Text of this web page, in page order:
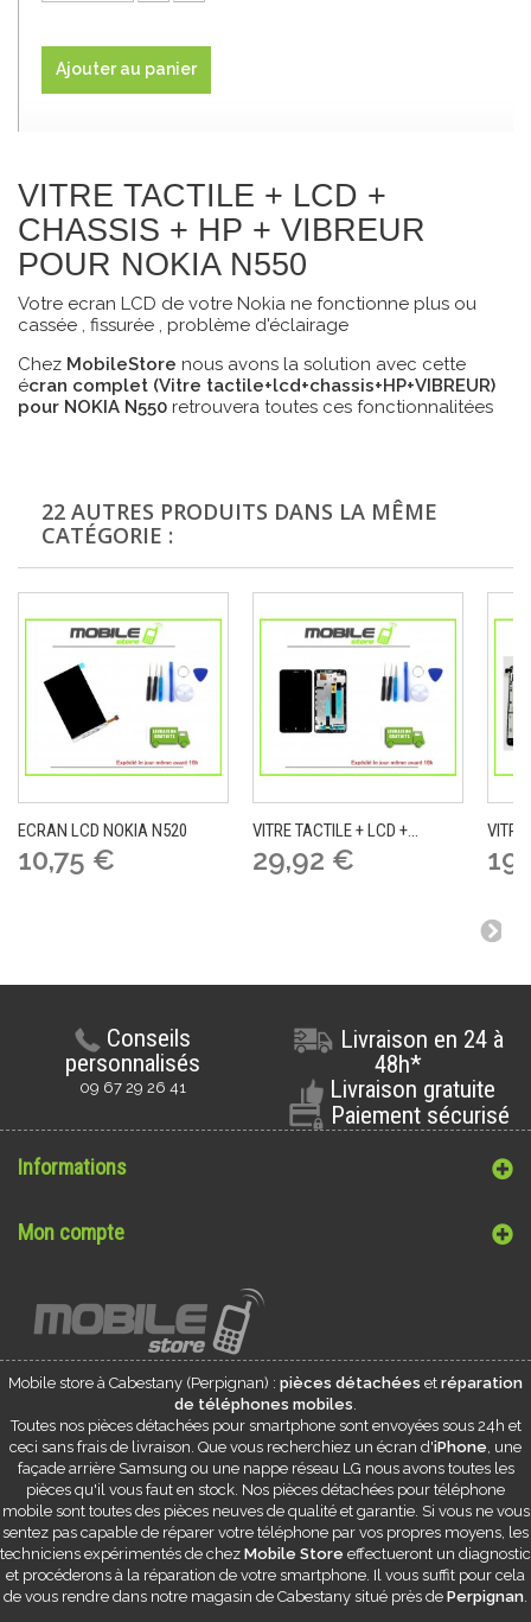
Ajouter au panier
VITRE TACTILE + LCD +
CHASSIS + HP + VIBREUR
POUR NOKIA N550
Votre ecran LCD de votre Nokia ne fonctionne plus ou
cassée , fissurée , problème d'éclairage
Chez MobileStore nous avons la solution avec cette
écran complet (Vitre tactile+lcd+chassis+HP+VIBREUR)
pour NOKIA N550 retrouvera toutes ces fonctionnalitées
22 AUTRES PRODUITS DANS LA MÊME
CATÉGORIE :
ECRAN LCD NOKIA N520
10,75 €
VITRE TACTILE + LCD +...
29,92 €
Conseils
personnalisés
09 67 29 26 41
Livraison en 24 à
48h*
Livraison gratuite
Paiement sécurisé
Informations
Mon compte
Mobile store à Cabestany (Perpignan) : pièces détachées et réparation
de téléphones mobiles.
Toutes nos pièces détachées pour smartphone sont envoyées sous 24h et
ceci sans frais de livraison. Que vous recherchiez un écran d'iPhone, une
façade arrière Samsung ou une nappe réseau LG nous avons toutes les
pièces qu'il vous faut en stock. Nos pièces détachées pour téléphone
mobile sont toutes des pièces neuves de qualité et garantie. Si vous ne vous
sentez pas capable de réparer votre téléphone par vos propres moyens, les
techniciens expérimentés de chez Mobile Store effectueront un diagnostic
et procéderons à la réparation de votre smartphone. Il vous suffit pour cela
de vous rendre dans notre magasin de Cabestany situé près de Perpignan.